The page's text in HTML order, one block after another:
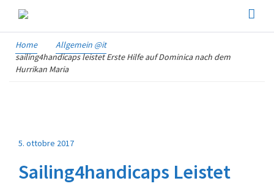
Home
Allgemein @it
sailing4handicaps leistet Erste Hilfe auf Dominica nach dem
Hurrikan Maria
5. ottobre 2017
Sailing4handicaps Leistet